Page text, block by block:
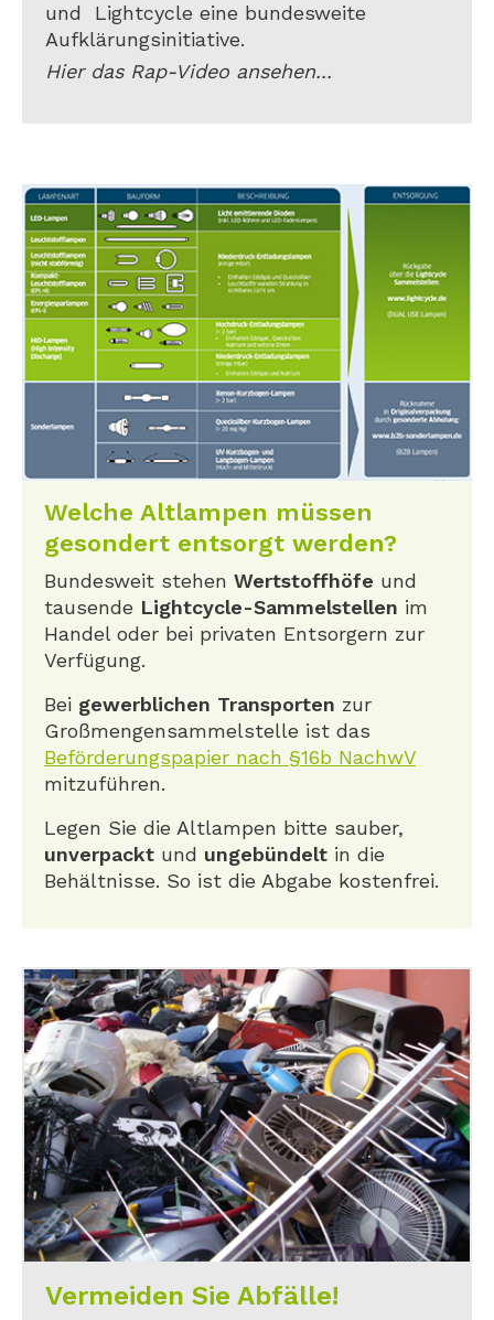
und Lightcycle eine bundesweite
Aufklärungsinitiative.
Hier das Rap-Video ansehen...
Welche Altlampen müssen
gesondert entsorgt werden?
Bundesweit stehen Wertstoffhöfe und
tausende Lightcycle-Sammelstellen im
Handel oder bei privaten Entsorgern zur
Verfügung.
Bei gewerblichen Transporten zur
Großmengensammelstelle ist das
Beförderungspapier nach §16b NachwV
mitzuführen.
Legen Sie die Altlampen bitte sauber,
unverpackt und ungebündelt in die
Behältnisse. So ist die Abgabe kostenfrei.
Vermeiden Sie Abfälle!